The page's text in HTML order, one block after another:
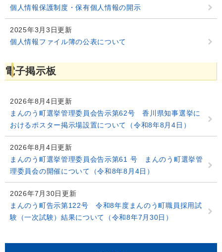
個人情報保護制度・保有個人情報の開示
2025年3月3日更新
個人情報ファイル簿の公表について
電子掲示板
2026年8月4日更新
まんのう町選挙管理委員会告示第62号 香川県知事選挙に
おけるポスター掲示場設置について（令和8年8月4日）
2026年8月4日更新
まんのう町選挙管理委員会告示第61 号 まんのう町選挙管
理委員会の開催について（令和8年8月4日）
2026年7月30日更新
まんのう町告示第122号 令和8年度まんのう町職員採用試
験（一次試験）結果について（令和8年7月30日）